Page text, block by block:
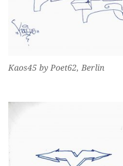
Kaos45 by Poet62, Berlin